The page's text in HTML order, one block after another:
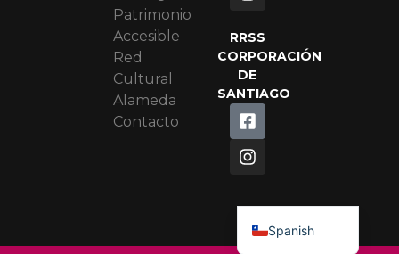
Patrimonio
Accesible
Red
Cultural
Alameda
Contacto
RRSS
CORPORACIÓN
DE
SANTIAGO
Spanish